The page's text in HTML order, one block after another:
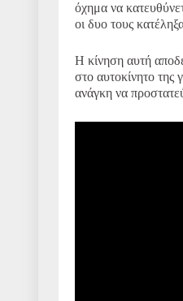
όχημα να
οι δυο τους
Η κίνηση αυτή
στο αυτοκίνητο της
ανάγκη να